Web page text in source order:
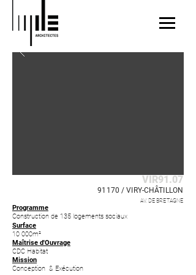
VIR91.07
91170 /VIRY-CHÂTILLON
AV. DE BRETAGNE
Programme
Construction de 135 logements sociaux
Surface
10 000m²
Maîtrise d'Ouvrage
CDC Habitat
Mission
Conception & Exécution